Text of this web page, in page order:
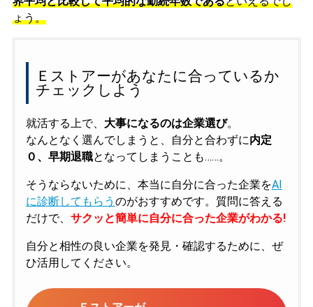
ょう。
Ｅストアーがあなたに合っているか
チェックしよう
就活する上で、 大事になるのは企業選び。
なんとなく選んでしまうと、自分と合わずに内定
０、早期退職となってしまうことも……。
そうならないために、本当に自分に合った企業をAI
に診断してもらう のがおすすめです。質問に答える
だけで、 サクッと簡単に自分に合った企業がわかる!
自分と相性の良い企業を発見・確認するために、ぜ
ひ活用してください。